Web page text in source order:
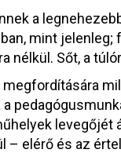
a
mint
nélkül. Sőt, a
megfordítására
levegőjét
– elérő és az